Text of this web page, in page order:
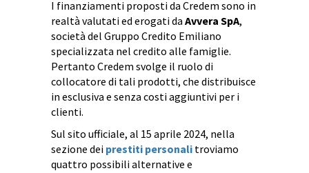
I finanziamenti proposti da Credem sono in
realtà valutati ed erogati da Avvera SpA,
società del Gruppo Credito Emiliano
specializzata nel credito alle famiglie.
Pertanto Credem svolge il ruolo di
collocatore di tali prodotti, che distribuisce
in esclusiva e senza costi aggiuntivi per i
clienti.
Sul sito ufficiale, al 15 aprile 2024, nella
sezione dei prestiti personali troviamo
quattro possibili alternative e